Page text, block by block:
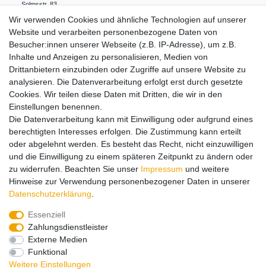
Solmsstr. 83
Frankfurt
Deutschland
Hinweise zur Batterieentsorgung
Lieferung und Versand
Impressum Daten­schutz­erklärung AGB
Barrierefreiheitserklärung
Vertrag widerrufen
Zahlungsarten:
Wir verwenden Cookies und ähnliche Technologien auf unserer
Website und verarbeiten personenbezogene Daten von
Besucher:innen unserer Webseite (z.B. IP-Adresse), um z.B.
Inhalte und Anzeigen zu personalisieren, Medien von
Drittanbietern einzubinden oder Zugriffe auf unsere Website zu
analysieren. Die Datenverarbeitung erfolgt erst durch gesetzte
Cookies. Wir teilen diese Daten mit Dritten, die wir in den
Einstellungen benennen.
Die Datenverarbeitung kann mit Einwilligung oder aufgrund eines
berechtigten Interesses erfolgen. Die Zustimmung kann erteilt
oder abgelehnt werden. Es besteht das Recht, nicht einzuwilligen
und die Einwilligung zu einem späteren Zeitpunkt zu ändern oder
zu widerrufen. Beachten Sie unser Impressum und weitere
Hinweise zur Verwendung personenbezogener Daten in unserer
Daten­schutz­erklärung
Essenziell
Zahlungsdienstleister
Externe Medien
Funktional
Weitere Einstellungen